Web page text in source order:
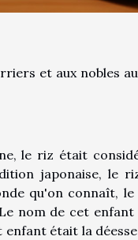
et aux nobles
le riz était
japonaise, le
qu'on connaît,
nom de cet
était la